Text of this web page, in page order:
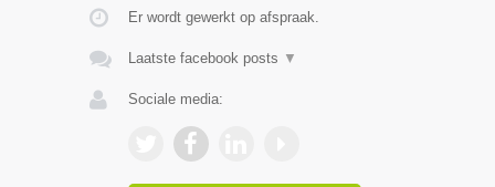
Er wordt gewerkt op afspraak.
Laatste facebook posts ▼
Sociale media: